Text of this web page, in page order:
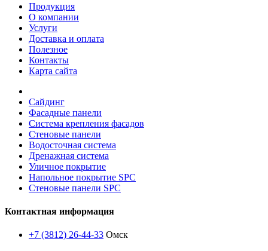
Продукция
О компании
Услуги
Доставка и оплата
Полезное
Контакты
Карта сайта
Сайдинг
Фасадные панели
Система крепления фасадов
Стеновые панели
Водосточная система
Дренажная система
Уличное покрытие
Напольное покрытие SPC
Стеновые панели SPC
Контактная информация
+7 (3812) 26-44-33 Омск